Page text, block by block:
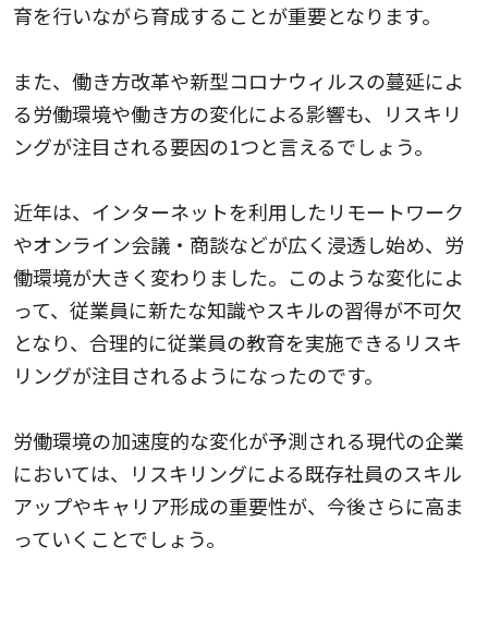
育を行いながら育成することが重要となります。
また、働き方改革や新型コロナウィルスの蔓延によ
る労働環境や働き方の変化による影響も、リスキリ
ングが注目される要因の1つと言えるでしょう。
近年は、インターネットを利用したリモートワーク
やオンライン会議・商談などが広く浸透し始め、労
働環境が大きく変わりました。このような変化によ
って、従業員に新たな知識やスキルの習得が不可欠
となり、合理的に従業員の教育を実施できるリスキ
リングが注目されるようになったのです。
労働環境の加速度的な変化が予測される現代の企業
においては、リスキリングによる既存社員のスキル
アップやキャリア形成の重要性が、今後さらに高ま
っていくことでしょう。